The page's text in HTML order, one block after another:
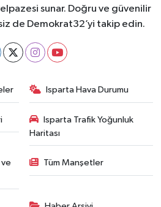
sunar. Doğru ve güvenilir
de Demokrat32’yi takip edin.
Isparta Hava Durumu
Isparta Trafik Yoğunluk
Haritası
ve
Tüm Manşetler